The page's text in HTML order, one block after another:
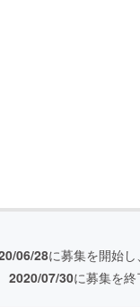
06/28に募集を開始し
2020/07/30に募集を